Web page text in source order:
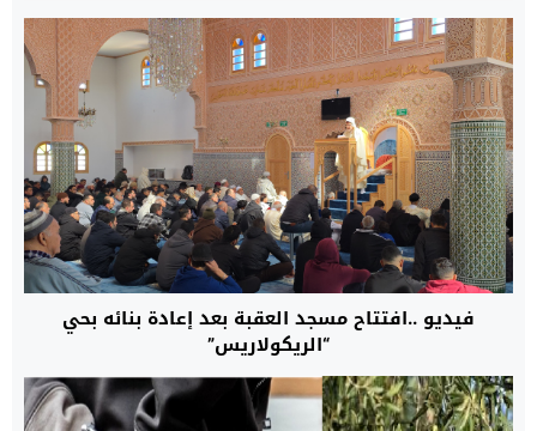
فيديو ..افتتاح مسجد العقبة بعد إعادة بنائه بحي
“الريكولاريس”